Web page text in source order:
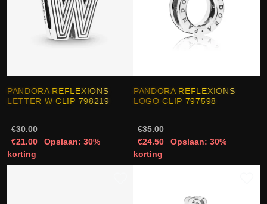
PANDORA REFLEXIONS
LETTER W CLIP 798219
€30.00
€21.00
Opslaan: 30%
korting
PANDORA REFLEXIONS
LOGO CLIP 797598
€35.00
€24.50
Opslaan: 30%
korting